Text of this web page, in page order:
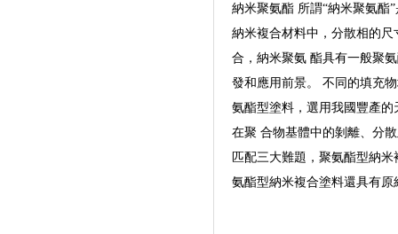
納米聚氨酯 所謂“納米聚氨酯
納米複合材料中，分散相的
合，納米聚氨 酯具有一般聚
發和應用前景。 不同的填充
氨酯型塗料，選用我國豐產
在聚 合物基體中的剝離、分
匹配三大難題，聚氨酯型納
氨酯型納米複合塗料還具有